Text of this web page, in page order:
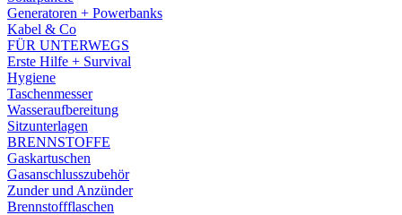
Generatoren + Powerbanks
Kabel & Co
FÜR UNTERWEGS
Erste Hilfe + Survival
Hygiene
Taschenmesser
Wasseraufbereitung
Sitzunterlagen
BRENNSTOFFE
Gaskartuschen
Gasanschlusszubehör
Zunder und Anzünder
Brennstoffflaschen